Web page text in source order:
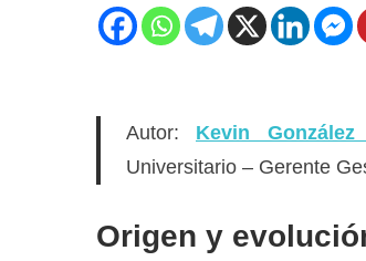
Autor: Kevin González
Universitario – Gerente
Origen y